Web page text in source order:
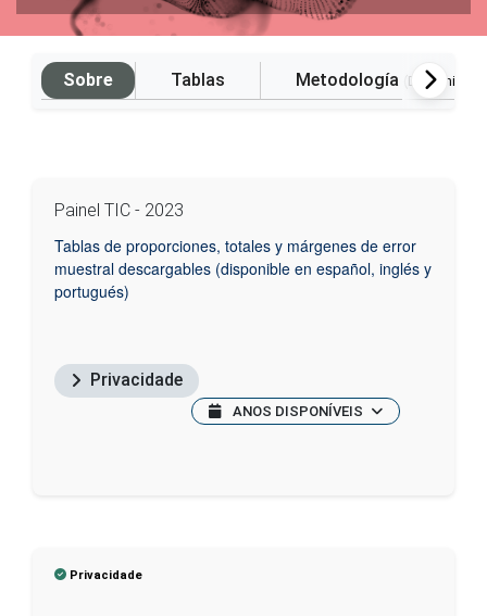
Sobre Tablas Metodología (Disponible
Painel TIC - 2023
Tablas de proporciones, totales y márgenes de error
muestral descargables (disponible en español, inglés y
portugués)
Privacidade
ANOS DISPONÍVEIS
Privacidade